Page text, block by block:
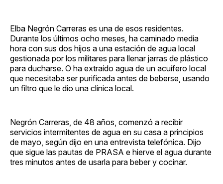
Elba Negrón Carreras es una de esos residentes.
Durante los últimos ocho meses, ha caminado media
hora con sus dos hijos a una estación de agua local
gestionada por los militares para llenar jarras de plástico
para ducharse. O ha extraído agua de un acuífero local
que necesitaba ser purificada antes de beberse, usando
un filtro que le dio una clínica local.
Negrón Carreras, de 48 años, comenzó a recibir
servicios intermitentes de agua en su casa a principios
de mayo, según dijo en una entrevista telefónica. Dijo
que sigue las pautas de PRASA e hierve el agua durante
tres minutos antes de usarla para beber y cocinar.